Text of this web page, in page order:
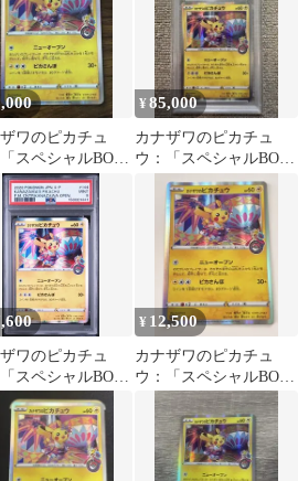
ワのピカチュ
スペシャルBOX
モンセンターカナ
オープン記念
¥85,000
カナザワのピカチュ
ウ：「スペシャルBOX
ポケモンセンターカナ
ザワオープン記念…
ワのピカチュ
スペシャルBOX
モンセンターカナ
オープン記念…
¥ 12,500
カナザワのピカチュ
ウ：「スペシャルBOX
ポケモンセンターカナ
ザワオープン記念…